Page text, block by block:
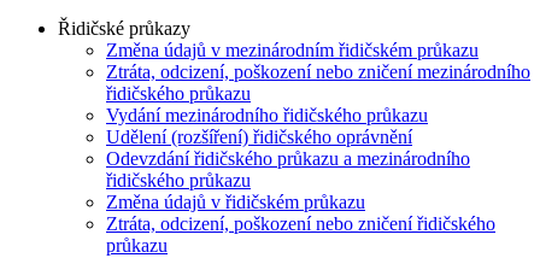
Řidičské průkazy
Změna údajů v mezinárodním řidičském průkazu
Ztráta, odcizení, poškození nebo zničení mezinárodního
řidičského průkazu
Vydání mezinárodního řidičského průkazu
Udělení (rozšíření) řidičského oprávnění
Odevzdání řidičského průkazu a mezinárodního
řidičského průkazu
Změna údajů v řidičském průkazu
Ztráta, odcizení, poškození nebo zničení řidičského
průkazu